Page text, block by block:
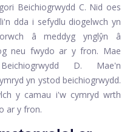
Beichiogrwydd C. Nid oes
dda i sefydlu diogelwch yn
â meddyg ynglŷn â
neu fwydo ar y fron. Mae
D. Mae'n
yn ystod beichiogrwydd.
y camau i'w cymryd wrth
ar y fron.